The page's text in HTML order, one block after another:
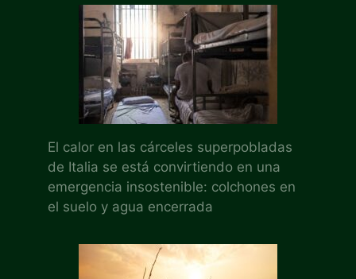
El calor en las cárceles superpobladas
de Italia se está convirtiendo en una
emergencia insostenible: colchones en
el suelo y agua encerrada